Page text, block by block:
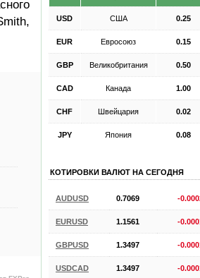
USD США 0.25
EUR Евросоюз 0.15
GBP Великобритания 0.50
CAD Канада 1.00
CHF Швейцария 0.02
JPY Япония 0.08
КОТИРОВКИ ВАЛЮТ НА СЕГОДНЯ
AUDUSD 0.7069 -
EURUSD 1.1561 -
GBPUSD 1.3497 -
USDCAD 1.3497 -